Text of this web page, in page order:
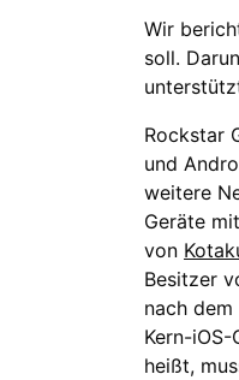
Wir
soll.
Rockstar
und
weitere
Geräte
von
Besitzer
nach
Kern-
heißt,